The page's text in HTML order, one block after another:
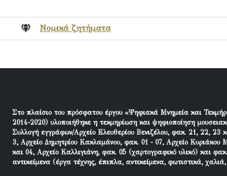
Νομικά ζητήματα
Στο πλαίσιο του πρόσφατου έργου «Ψηφιακά Μνημεία και
2014-2020) υλοποιήθηκε η τεκμηρίωση και ψηφιοποίηση
Συλλογή εγγράφων/Αρχείο Ελευθερίου Βενιζέλου, φακ. 21, 22,
3, Αρχείο Δημητρίου Κακλαμάνου, φακ. 01 - 07, Αρχείο
και 04, Αρχείο Καλλιγιάνη, φακ. 05 (χαρτογραφικό υλικό) και
αντικείμενα (έργα τέχνης, έπιπλα, αντικείμενα, φωτιστικά,